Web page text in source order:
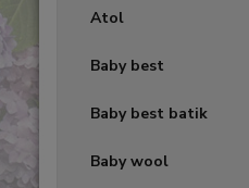
Atol
Baby best
Baby best batik
Baby wool